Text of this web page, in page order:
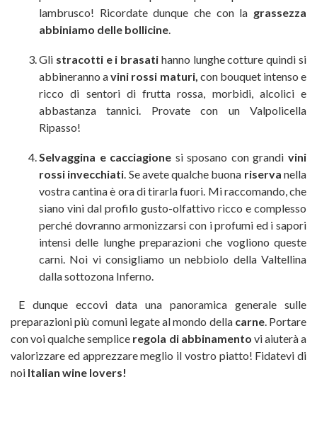
lambrusco! Ricordate dunque che con la grassezza
abbiniamo delle bollicine.
Gli stracotti e i brasati hanno lunghe cotture quindi si
abbineranno avini rossi maturi, con bouquet intenso e
ricco di sentori di frutta rossa, morbidi, alcolici e
abbastanza tannici. Provate con un Valpolicella
Ripasso!
Selvaggina e cacciagione si sposano con grandivini
rossi invecchiati. Se avete qualche buona riserva nella
vostra cantina è ora di tirarla fuori. Mi raccomando, che
siano vini dal profilo gusto-olfattivo ricco e complesso
perché dovranno armonizzarsi con i profumi ed i sapori
intensi delle lunghe preparazioni che vogliono queste
carni. Noi vi consigliamo un nebbiolo della Valtellina
dalla sottozona Inferno.
E dunque eccovi data una panoramica generale sulle
preparazioni più comuni legate al mondo della carne. Portare
con voi qualche semplice regola di abbinamento vi aiuterà a
valorizzare ed apprezzare meglio il vostro piatto! Fidatevi di
noi Italian wine lovers!